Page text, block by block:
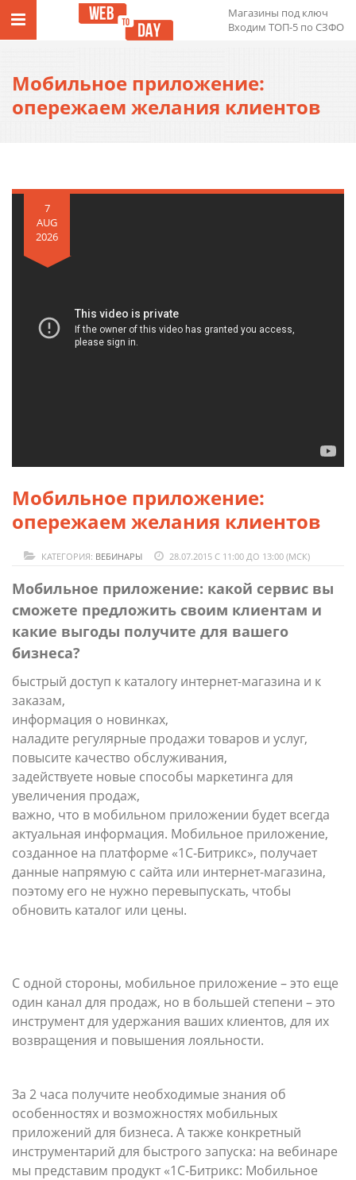
Магазины под ключ
Входим ТОП-5 по СЗФО
Мобильное приложение:
опережаем желания клиентов
7
AUG
2026
Мобильное приложение:
опережаем желания клиентов
КАТЕГОРИЯ: ВЕБИНАРЫ 28.07.2015 С 11:00 ДО 13:00 (МСК)
Мобильное приложение: какой сервис вы
сможете предложить своим клиентам и
какие выгоды получите для вашего
бизнеса?
быстрый доступ к каталогу интернет-магазина и к
заказам,
информация о новинках,
наладите регулярные продажи товаров и услуг,
повысите качество обслуживания,
задействуете новые способы маркетинга для
увеличения продаж,
важно, что в мобильном приложении будет всегда
актуальная информация. Мобильное приложение,
созданное на платформе «1С-Битрикс», получает
данные напрямую с сайта или интернет-магазина,
поэтому его не нужно перевыпускать, чтобы
обновить каталог или цены.
С одной стороны, мобильное приложение – это еще
один канал для продаж, но в большей степени – это
инструмент для удержания ваших клиентов, для их
возвращения и повышения лояльности.
За 2 часа получите необходимые знания об
особенностях и возможностях мобильных
приложений для бизнеса. А также конкретный
инструментарий для быстрого запуска: на вебинаре
мы представим продукт «1С-Битрикс: Мобильное